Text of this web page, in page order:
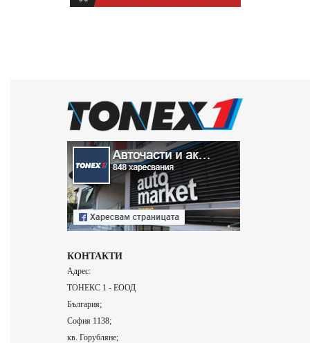
КОНТАКТИ
Адрес:
ТОНЕКС 1 - ЕООД
България;
София 1138;
кв. Горубляне;